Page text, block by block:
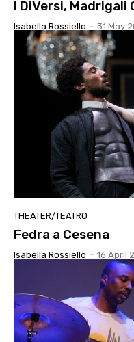
I DiVersi, Madrigali
Isabella Rossiello - 31 May
THEATER/TEATRO
Fedra a Cesena
Isabella Rossiello - 16 April